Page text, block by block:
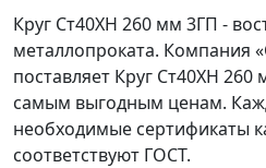
Круг Ст40ХН 260 мм 3ГП -
металлопроката. Компания
поставляет Круг Ст40ХН
самым выгодным ценам.
необходимые сертификаты
соответствуют ГОСТ.